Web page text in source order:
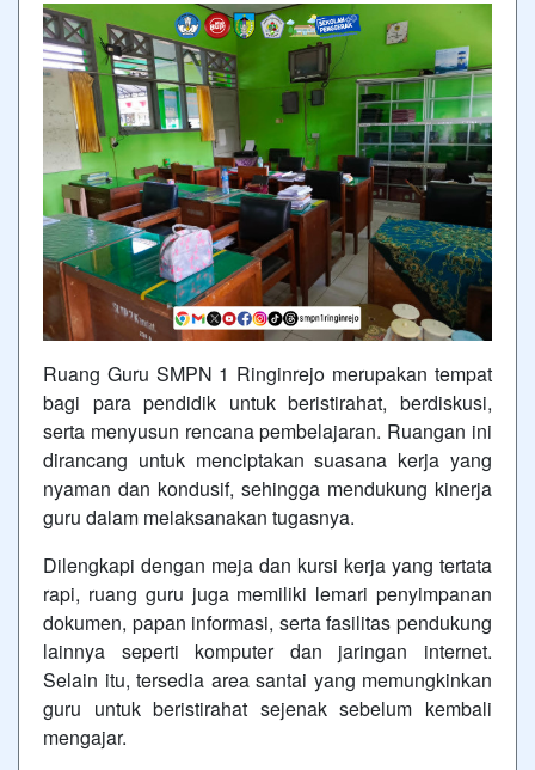
Ruang Guru SMPN 1 Ringinrejo merupakan tempat
bagi para pendidik untuk beristirahat, berdiskusi,
serta menyusun rencana pembelajaran. Ruangan ini
dirancang untuk menciptakan suasana kerja yang
nyaman dan kondusif, sehingga mendukung kinerja
guru dalam melaksanakan tugasnya.
Dilengkapi dengan meja dan kursi kerja yang tertata
rapi, ruang guru juga memiliki lemari penyimpanan
dokumen, papan informasi, serta fasilitas pendukung
lainnya seperti komputer dan jaringan internet.
Selain itu, tersedia area santai yang memungkinkan
guru untuk beristirahat sejenak sebelum kembali
mengajar.